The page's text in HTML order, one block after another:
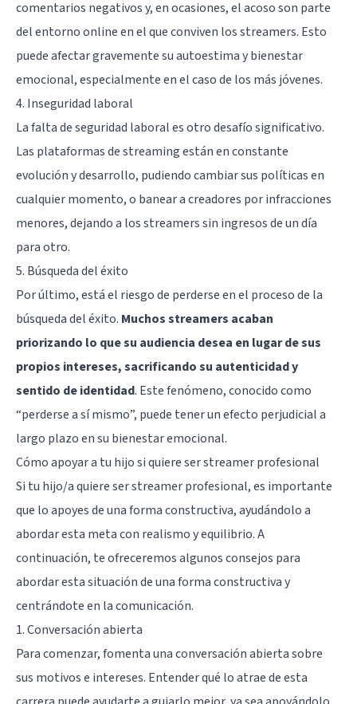
comentarios negativos y, en ocasiones, el acoso son parte
del entorno online en el que conviven los streamers. Esto
puede afectar gravemente su autoestima y bienestar
emocional, especialmente en el caso de los más jóvenes.
4. Inseguridad laboral
La falta de seguridad laboral es otro desafío significativo.
Las plataformas de streaming están en constante
evolución y desarrollo, pudiendo cambiar sus políticas en
cualquier momento, o banear a creadores por infracciones
menores, dejando a los streamers sin ingresos de un día
para otro.
5. Búsqueda del éxito
Por último, está el riesgo de perderse en el proceso de la
búsqueda del éxito. Muchos streamers acaban
priorizando lo que su audiencia desea en lugar de sus
propios intereses, sacrificando su autenticidad y
sentido de identidad. Este fenómeno, conocido como
“perderse a sí mismo”, puede tener un efecto perjudicial a
largo plazo en su bienestar emocional.
Cómo apoyar a tu hijo si quiere ser streamer profesional
Si tu hijo/a quiere ser streamer profesional, es importante
que lo apoyes de una forma constructiva, ayudándolo a
abordar esta meta con realismo y equilibrio. A
continuación, te ofreceremos algunos consejos para
abordar esta situación de una forma constructiva y
centrándote en la comunicación.
1. Conversación abierta
Para comenzar, fomenta una conversación abierta sobre
sus motivos e intereses. Entender qué lo atrae de esta